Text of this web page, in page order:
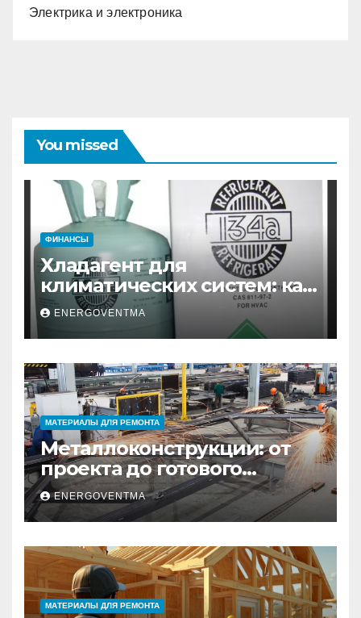
Электрика и электроника
You missed
ФИНАНСЫ
Хладагент для
климатических систем: как
выбрать и купить фреон в
Санкт-Петербурге
ENERGOVENTMA
МАТЕРИАЛЫ ДЛЯ РЕМОНТА
Металлоконструкции: от
проекта до готового
изделия – полный
практический гид
ENERGOVENTMA
МАТЕРИАЛЫ ДЛЯ РЕМОНТА